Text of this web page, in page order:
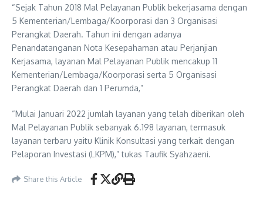
“Sejak Tahun 2018 Mal Pelayanan Publik bekerjasama dengan
5 Kementerian/Lembaga/Koorporasi dan 3 Organisasi
Perangkat Daerah. Tahun ini dengan adanya
Penandatanganan Nota Kesepahaman atau Perjanjian
Kerjasama, layanan Mal Pelayanan Publik mencakup 11
Kementerian/Lembaga/Koorporasi serta 5 Organisasi
Perangkat Daerah dan 1 Perumda,”
“Mulai Januari 2022 jumlah layanan yang telah diberikan oleh
Mal Pelayanan Publik sebanyak 6.198 layanan, termasuk
layanan terbaru yaitu Klinik Konsultasi yang terkait dengan
Pelaporan Investasi (LKPM),” tukas Taufik Syahzaeni.
Share this Article